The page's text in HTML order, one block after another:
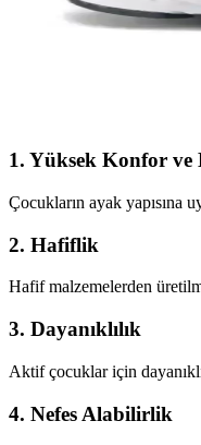
İki popüler spor tacını
1. Yüksek Konfor ve
Çocukların ayak yapısına
2. Hafiflik
Hafif malzemelerden
3. Dayanıklılık
Aktif çocuklar için
4. Nefes Alabilirlik